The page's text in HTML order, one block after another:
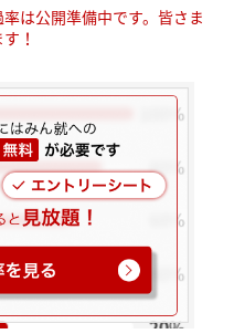
は公開準備中です。皆さま
！